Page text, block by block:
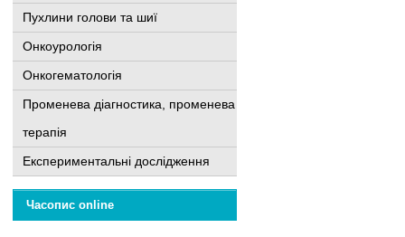
Пухлини голови та шиї
Онкоурологія
Онкогематологія
Променева діагностика, променева
терапія
Експериментальні дослідження
Часопис online